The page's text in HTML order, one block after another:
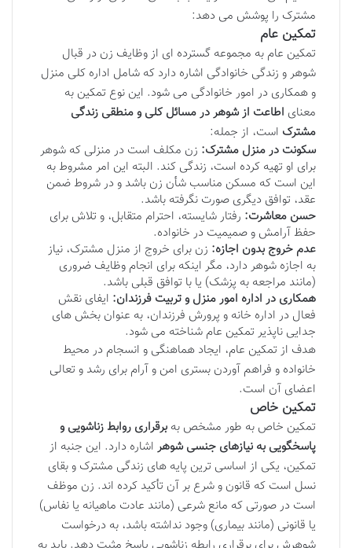
مشترک را پوشش می دهد:
تمکین عام
تمکین عام به مجموعه گسترده ای از وظایف زن در قبال
شوهر و زندگی خانوادگی اشاره دارد که شامل اداره کلی منزل
و همکاری در امور خانوادگی می شود. این نوع تمکین به
معنای اطاعت از شوهر در مسائل کلی و منطقی زندگی
مشترک است، از جمله:
سکونت در منزل مشترک: زن مکلف است در منزلی که شوهر
برای او تهیه کرده است، زندگی کند. البته این امر مشروط به
این است که مسکن مناسب شأن زن باشد و در شروط ضمن
عقد، توافق دیگری صورت نگرفته باشد.
حسن معاشرت: رفتار شایسته، احترام متقابل، و تلاش برای
حفظ آرامش و صمیمیت در خانواده.
عدم خروج بدون اجازه: زن برای خروج از منزل مشترک، نیاز
به اجازه شوهر دارد، مگر اینکه برای انجام وظایف ضروری
(مانند مراجعه به پزشک) یا با توافق قبلی باشد.
همکاری در اداره امور منزل و تربیت فرزندان: ایفای نقش
فعال در اداره خانه و پرورش فرزندان، به عنوان بخش های
جدایی ناپذیر تمکین عام شناخته می شود.
هدف از تمکین عام، ایجاد هماهنگی و انسجام در محیط
خانواده و فراهم آوردن بستری امن و آرام برای رشد و تعالی
اعضای آن است.
تمکین خاص
تمکین خاص به طور مشخص به برقراری روابط زناشویی و
پاسخگویی به نیازهای جنسی شوهر اشاره دارد. این جنبه از
تمکین، یکی از اساسی ترین پایه های زندگی مشترک و بقای
نسل است که قانون و شرع بر آن تأکید کرده اند. زن موظف
است در صورتی که مانع شرعی (مانند عادت ماهیانه یا نفاس)
یا قانونی (مانند بیماری) وجود نداشته باشد، به درخواست